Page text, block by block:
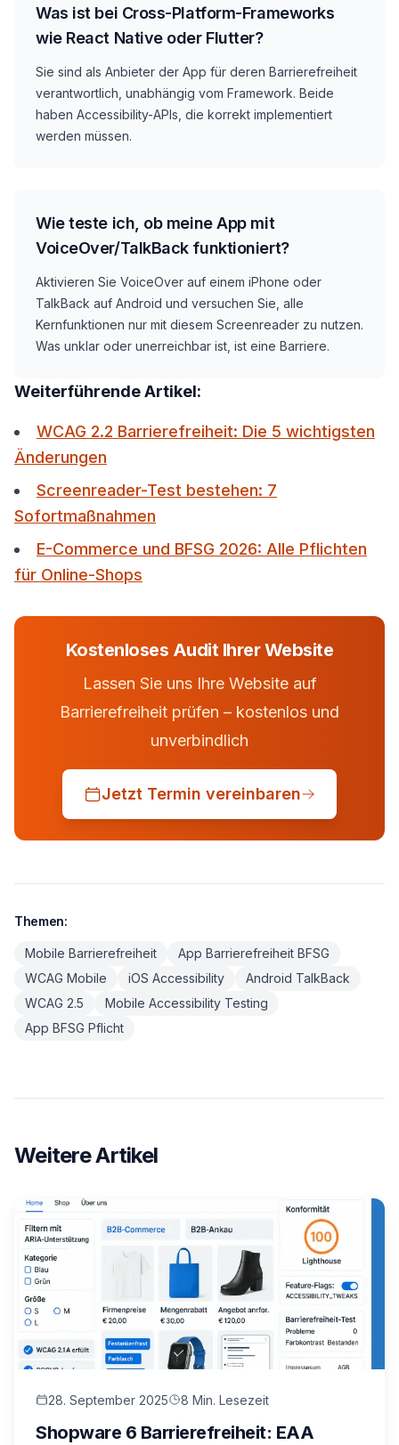
Was ist bei Cross-Platform-Frameworks
wie React Native oder Flutter?
Sie sind als Anbieter der App für deren Barrierefreiheit
verantwortlich, unabhängig vom Framework. Beide
haben Accessibility-APIs, die korrekt implementiert
werden müssen.
Wie teste ich, ob meine App mit
VoiceOver/TalkBack funktioniert?
Aktivieren Sie VoiceOver auf einem iPhone oder
TalkBack auf Android und versuchen Sie, alle
Kernfunktionen nur mit diesem Screenreader zu nutzen.
Was unklar oder unerreichbar ist, ist eine Barriere.
Weiterführende Artikel:
WCAG 2.2 Barrierefreiheit: Die 5 wichtigsten
Änderungen
Screenreader-Test bestehen: 7
Sofortmaßnahmen
E-Commerce und BFSG 2026: Alle Pflichten
für Online-Shops
Kostenloses Audit Ihrer Website
Lassen Sie uns Ihre Website auf
Barrierefreiheit prüfen – kostenlos und
unverbindlich
Jetzt Termin vereinbaren
Themen:
Mobile Barrierefreiheit
App Barrierefreiheit BFSG
WCAG Mobile
iOS Accessibility
Android TalkBack
WCAG 2.5
Mobile Accessibility Testing
App BFSG Pflicht
Weitere Artikel
28. September 2025 8 Min. Lesezeit
Shopware 6 Barrierefreiheit: EAA